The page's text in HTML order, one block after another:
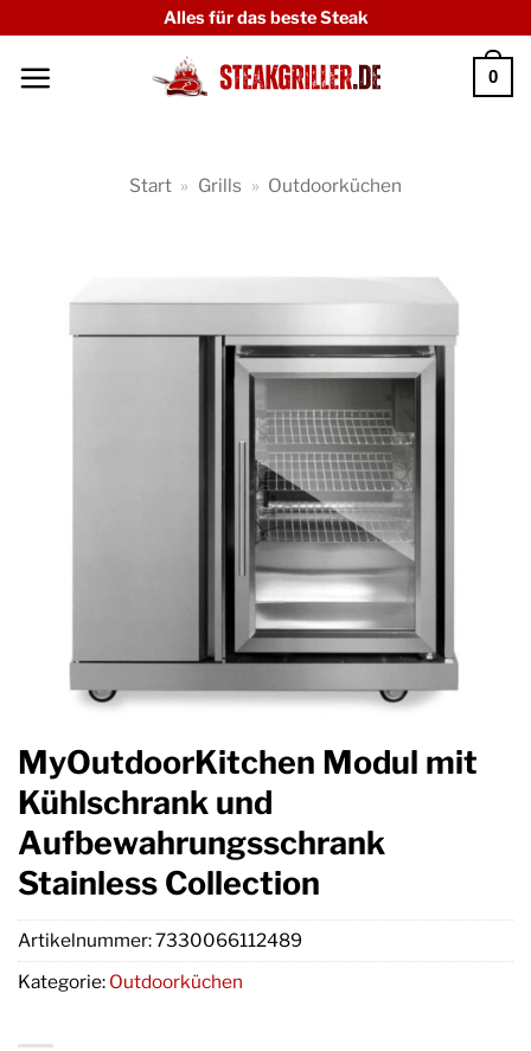
springen
Alles für das beste Steak
0
Start » Grills » Outdoorküchen
MyOutdoorKitchen Modul mit
Kühlschrank und
Aufbewahrungsschrank
Stainless Collection
Artikelnummer:7330066112489
Kategorie: Outdoorküchen